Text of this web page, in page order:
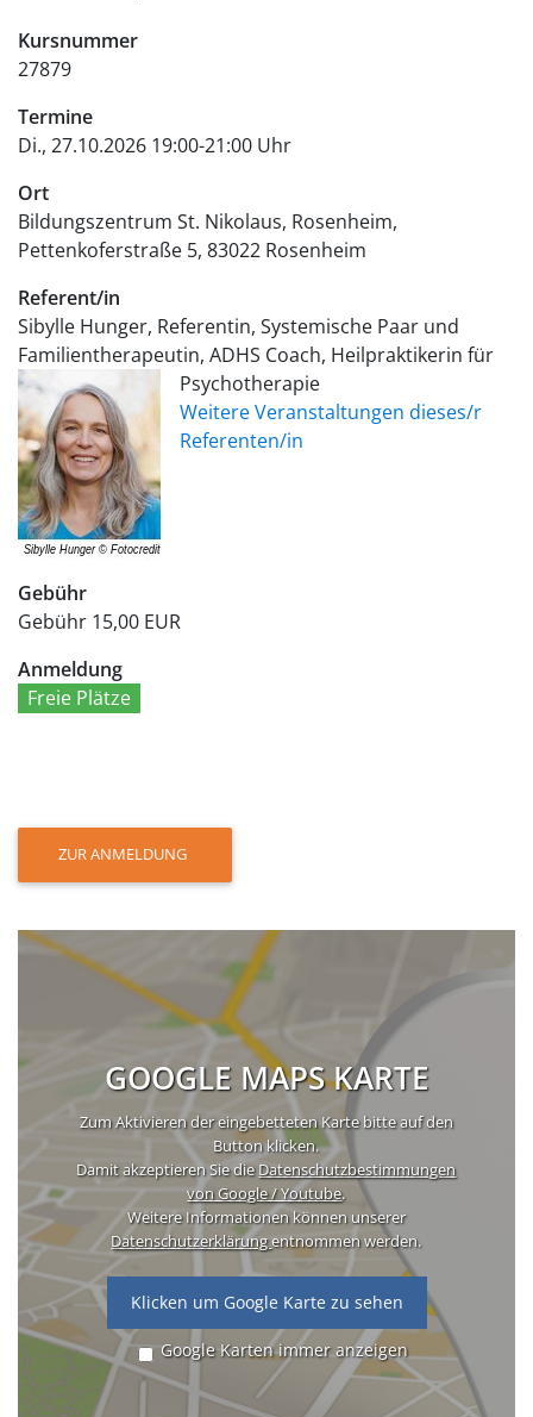
Kursnummer
27879
Termine
Di., 27.10.2026 19:00-21:00 Uhr
Ort
Bildungszentrum St. Nikolaus, Rosenheim
Pettenkoferstraße 5 83022 Rosenheim
Referent/in
Sibylle Hunger, Referentin, Systemische Paar und
Familientherapeutin, ADHS Coach, Heilpraktikerin für
Psychotherapie
Weitere Veranstaltungen dieses/r
Referenten/in
Gebühr
Gebühr 15,00 EUR
Anmeldung
Freie Plätze
ZUR ANMELDUNG
GOOGLE MAPS KARTE
Zum Aktivieren der eingebetteten Karte bitte auf den
Button klicken.
Damit akzeptieren Sie dieDatenschutzbestimmungen
von Google / Youtube.
Weitere Informationen können unserer
Datenschutzerklärungentnommen werden.
Klicken um Google Karte zu sehen
Google Karten immer anzeigen